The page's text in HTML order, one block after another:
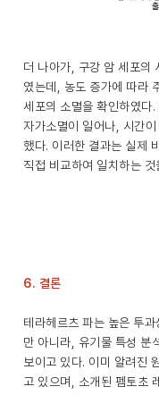
더 나아가, 구강 암 세포의
였는데, 농도 증가에 따라
세포의 소멸을 확인하였다
자가소멸이 일어나, 시간
했다. 이러한 결과는 실제
직접 비교하여 일치하는
6. 결론
테라헤르츠 파는 높은 투
만 아니라, 유기물 특성 분
보이고 있다. 이미 알려진
고 있으며, 소개된 펨토초